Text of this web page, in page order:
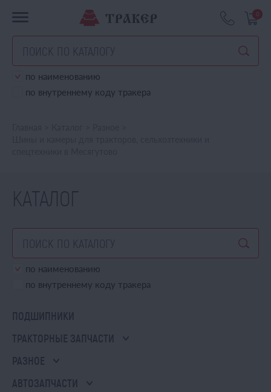
0
по наименованию
по внутреннему коду тракера
КАТАЛОГ
по наименованию
по внутреннему коду тракера
ПОДШИПНИКИ
ТРАКТОРНЫЕ ЗАПЧАСТИ
РАЗНОЕ
АВТОЗАПЧАСТИ